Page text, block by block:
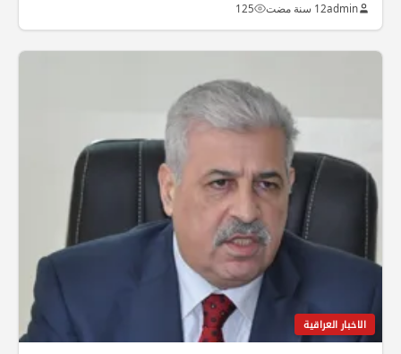
admin12 سنة مضت 125
الاخبار العراقية